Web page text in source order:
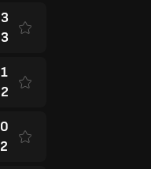
3
3
1
2
0
2